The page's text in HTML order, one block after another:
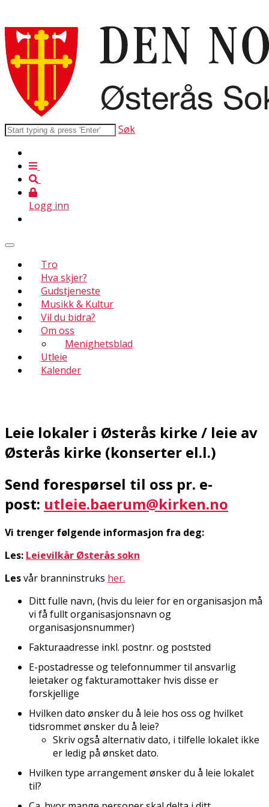
Søk
Logg inn
Tro
Hva skjer?
Gudstjeneste
Musikk & Kultur
Vil du bidra?
Om oss
Menighetsblad
Utleie
Kalender
Leie lokaler i Østerås kirke / leie av
Østerås kirke (konserter el.l.)
Send forespørsel til oss pr. e-
post: utleie.baerum@kirken.no
Vi trenger følgende informasjon fra deg:
Les: Leievilkår Østerås sokn
Lesvår branninstruks her.
Ditt fulle navn, (hvis du leier for en organisasjon må
vi få fullt organisasjonsnavn og
organisasjonsnummer)
Fakturaadresse inkl. postnr. og poststed
E-postadresse og telefonnummer til ansvarlig
leietaker og fakturamottaker hvis disse er
forskjellige
Hvilken dato ønsker du å leie hos oss og hvilket
tidsrommet ønsker du å leie?
Skriv også alternativ dato, i tilfelle lokalet ikke
er ledig på ønsket dato.
Hvilken type arrangement ønsker du å leie lokalet
til?